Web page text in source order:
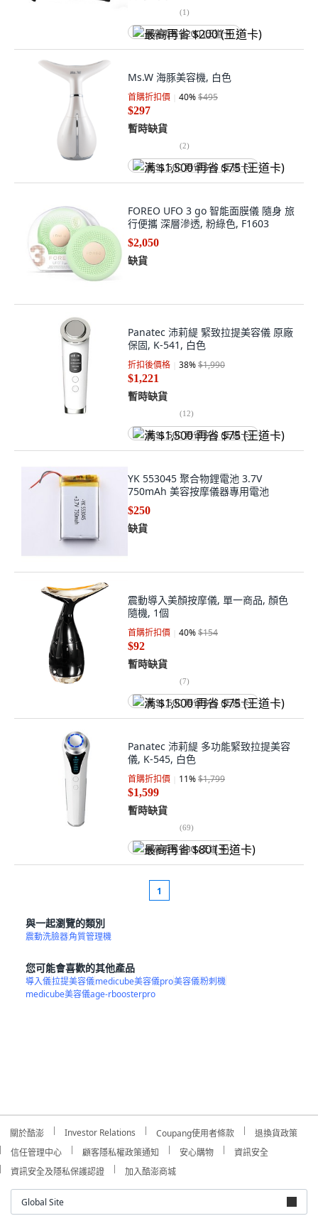
(1)
最高再省 $200 (王道卡)
Ms.W 海豚美容機, 白色
首購折扣價 40%$495
$297
暫時缺貨
(2)
满 $1,500 再省 $75 (王道卡)
FOREO UFO 3 go 智能面膜儀 隨身 旅
行便攜 深層滲透, 粉綠色, F1603
$2,050
缺貨
Panatec 沛莉緹 緊致拉提美容儀 原廠
保固, K-541, 白色
折扣後價格 38%$1,990
$1,221
暫時缺貨
(12)
满 $1,500 再省 $75 (王道卡)
YK 553045 聚合物鋰電池 3.7V
750mAh 美容按摩儀器專用電池
$250
缺貨
震動導入美顏按摩儀, 單一商品, 顏色
隨機, 1個
首購折扣價 40%$154
$92
暫時缺貨
(7)
满 $1,500 再省 $75 (王道卡)
Panatec 沛莉緹 多功能緊致拉提美容
儀, K-545, 白色
首購折扣價 11%$1,799
$1,599
暫時缺貨
(69)
最高再省 $80 (王道卡)
1
與一起瀏覽的類別
震動洗臉器角質管理機
您可能會喜歡的其他產品
導入儀拉提美容儀medicube美容儀pro美容儀粉刺機
medicube美容儀age-rboosterpro
關於酷澎 Investor Relations Coupang使用者條款
退換貨政策
信任管理中心
顧客隱私權政策通知 安心購物
資訊安全
資訊安全及隱私保護認證
加入酷澎商城
Global Site